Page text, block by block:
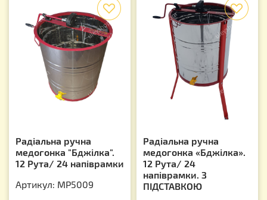
Радіальна ручна
медогонка "Бджілка".
12 Рута/ 24 напіврамки
Артикул: MP5009
Радіальна ручна
медогонка «Бджілка».
12 Рута/ 24
напіврамки. З
ПІДСТАВКОЮ